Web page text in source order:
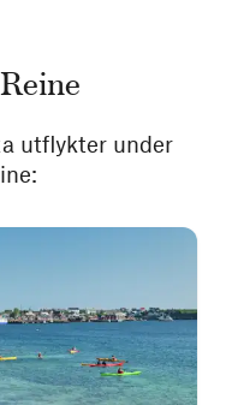
utflykter under